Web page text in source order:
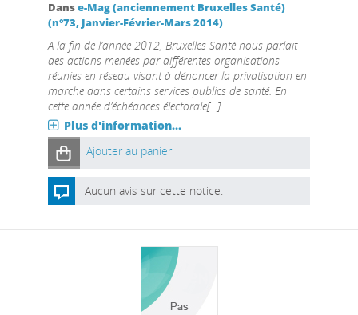
Danse-Mag (anciennement Bruxelles Santé)
(n°73, Janvier-Février-Mars 2014)
A la fin de l’année 2012, Bruxelles Santé nous parlait
des actions menées par différentes organisations
réunies en réseau visant à dénoncer la privatisation en
marche dans certains services publics de santé. En
cette année d’échéances électorale[...]
Plus d'information...
Ajouter au panier
Aucun avis sur cette notice.